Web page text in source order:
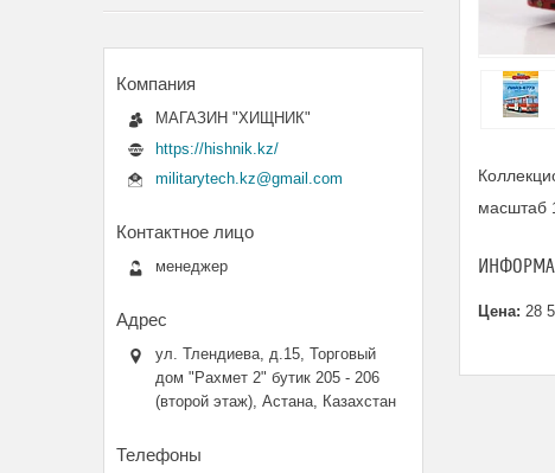
масштаб
Цена: 28
МАГАЗИН "ХИЩНИК"
https://hishnik.kz/
militarytech.kz@gmail.com
менеджер
ул. Тлендиева, д.15, Торговый
дом "Рахмет 2" бутик 205 - 206
(второй этаж), Астана, Казахстан